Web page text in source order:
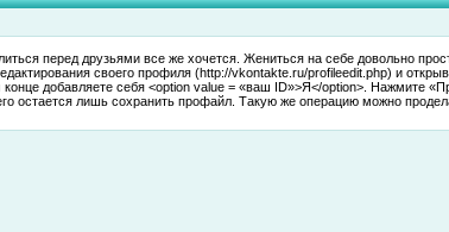
перед друзьями все же хочется. Жениться на себе довольно
своего профиля (http://vkontakte.ru/profileedit.php) и
добавляете себя <option value = «ваш ID»>Я</option>. Нажмите
остается лишь сохранить профайл. Такую же операцию можно